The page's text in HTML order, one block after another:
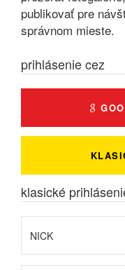
publikovať pre
správnom mieste.
prihlásenie cez
klasické